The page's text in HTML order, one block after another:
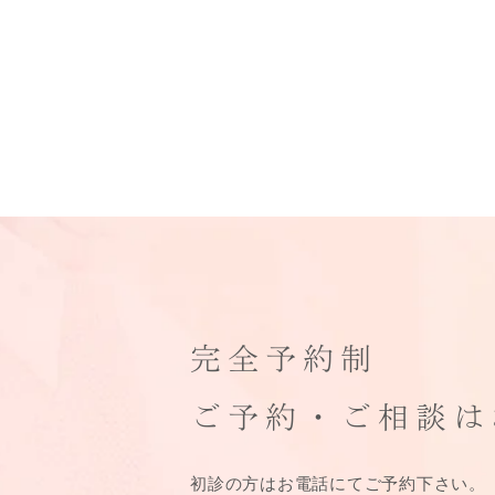
完全予約制
ご予約・ご相談は
初診の方はお電話にてご予約下さい。